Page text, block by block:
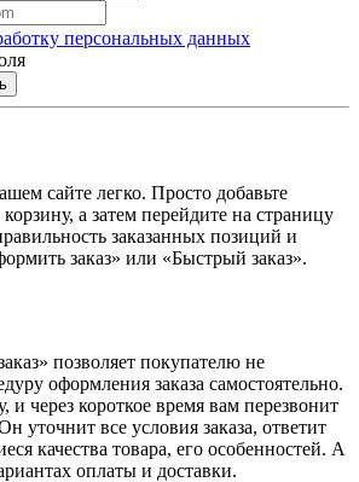
персональных данных
сайте легко. Просто добавьте
а затем перейдите на страницу
заказанных позиций и
заказ» или «Быстрый заказ».
позволяет покупателю не
оформления заказа самостоятельно.
и через короткое время вам перезвонит
уточнит все условия заказа, ответит
качества товара, его особенностей. А
оплаты и доставки.